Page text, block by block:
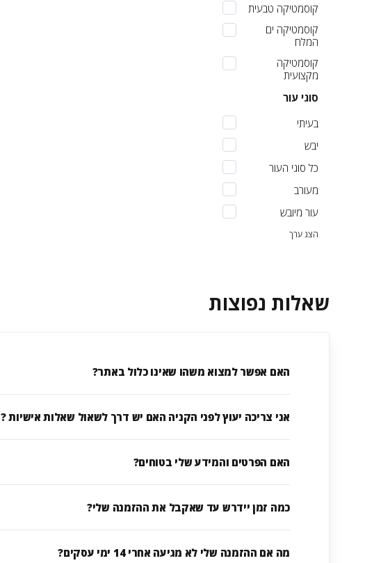
קוסמטיקה טבעית
קוסמטיקה ים
המלח
קוסמטיקה
מקצועית
סוגי עור
בעיתי
יבש
כל סוגי העור
מעורב
עור מיובש
הצג ערך
שאלות נפוצות
האם אפשר למצוא משהו שאינו כלול באתר?
אני צריכה יעוץ לפני הקניה האם יש דרך לשאול שאלות אישיות ?
האם הפרטים והמידע שלי בטוחים?
כמה זמן יידרש עד שאקבל את ההזמנה שלי?
מה אם ההזמנה שלי לא מגיעה אחרי 14 ימי עסקים?